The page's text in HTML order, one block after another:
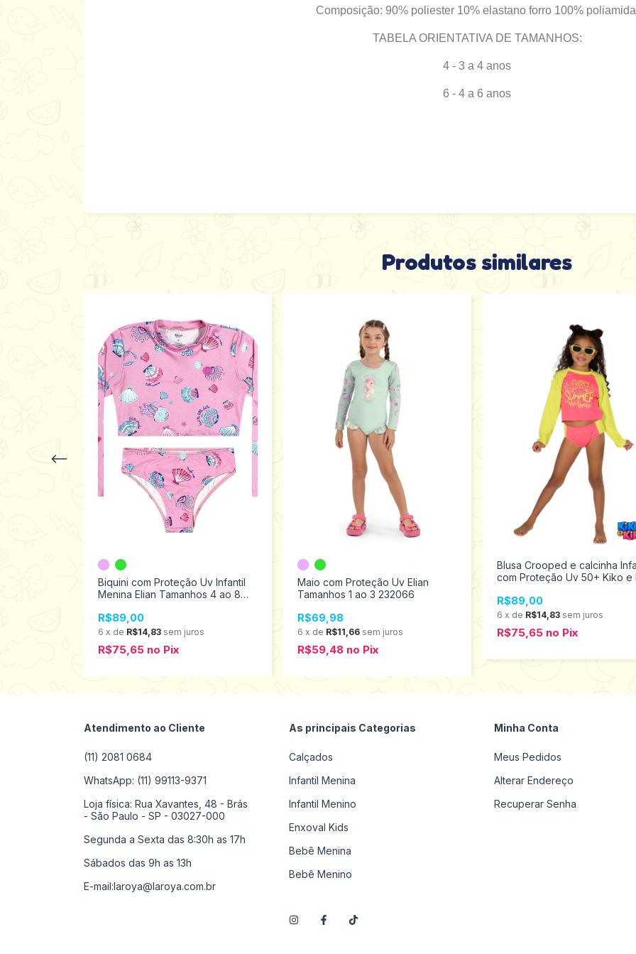
Composição: 90% poliester 10% elastano forro 100%
TABELA ORIENTATIVA DE TAMANHOS:
4 - 3 a 4 anos
6 - 4 a 6 anos
Produtos similares
Biquini com Proteção Uv Infantil
Menina Elian Tamanhos 4 ao 8
R$89,00
6 x de R$14,83 sem juros
R$75,65 no Pix
Maio com Proteção Uv Elian
Tamanhos 1 ao 3 232066
R$69,98
6 x de R$11,66 sem juros
R$59,48 no Pix
Blusa Crooped e calcinha
com Proteção Uv 50+ Kiko e
R$89,00
6 x de R$14,83 sem juros
R$75,65 no Pix
Atendimento ao Cliente
(11) 2081 0684
WhatsApp: (11) 99113-9371
Loja física: Rua Xavantes, 48 - Brás
- São Paulo - SP - 03027-000
Segunda a Sexta das 8:30h as 17h
Sábados das 9h as 13h
E-mail:laroya@laroya.com.br
As principais Categorias
Calçados
Infantil Menina
Infantil Menino
Enxoval Kids
Bebê Menina
Bebê Menino
Minha Conta
Meus Pedidos
Alterar Endereço
Recuperar Senha